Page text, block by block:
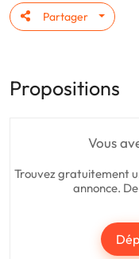
Partager
Propositions
Vous
Trouvez gratuitement
annonce.